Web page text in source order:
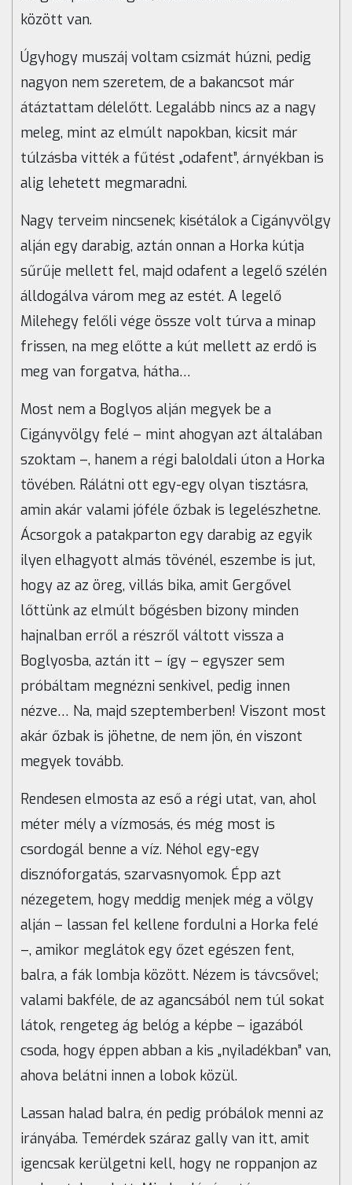
között van.
Úgyhogy muszáj voltam csizmát húzni, pedig
nagyon nem szeretem, de a bakancsot már
átáztattam délelőtt. Legalább nincs az a nagy
meleg, mint az elmúlt napokban, kicsit már
túlzásba vitték a fűtést „odafent”, árnyékban is
alig lehetett megmaradni.
Nagy terveim nincsenek; kisétálok a Cigányvölgy
alján egy darabig, aztán onnan a Horka kútja
sűrűje mellett fel, majd odafent a legelő szélén
álldogálva várom meg az estét. A legelő
Milehegy felőli vége össze volt túrva a minap
frissen, na meg előtte a kút mellett az erdő is
meg van forgatva, hátha…
Most nem a Boglyos alján megyek be a
Cigányvölgy felé – mint ahogyan azt általában
szoktam –, hanem a régi baloldali úton a Horka
tövében. Rálátni ott egy-egy olyan tisztásra,
amin akár valami jóféle őzbak is legelészhetne.
Ácsorgok a patakparton egy darabig az egyik
ilyen elhagyott almás tövénél, eszembe is jut,
hogy az az öreg, villás bika, amit Gergővel
lőttünk az elmúlt bőgésben bizony minden
hajnalban erről a részről váltott vissza a
Boglyosba, aztán itt – így – egyszer sem
próbáltam megnézni senkivel, pedig innen
nézve… Na, majd szeptemberben! Viszont most
akár őzbak is jöhetne, de nem jön, én viszont
megyek tovább.
Rendesen elmosta az eső a régi utat, van, ahol
méter mély a vízmosás, és még most is
csordogál benne a víz. Néhol egy-egy
disznóforgatás, szarvasnyomok. Épp azt
nézegetem, hogy meddig menjek még a völgy
alján – lassan fel kellene fordulni a Horka felé
–, amikor meglátok egy őzet egészen fent,
balra, a fák lombja között. Nézem is távcsővel;
valami bakféle, de az agancsából nem túl sokat
látok, rengeteg ág belóg a képbe – igazából
csoda, hogy éppen abban a kis „nyiladékban” van,
ahova belátni innen a lobok közül.
Lassan halad balra, én pedig próbálok menni az
irányába. Temérdek száraz gally van itt, amit
igencsak kerülgetni kell, hogy ne roppanjon az